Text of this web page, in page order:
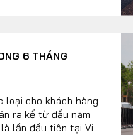
6 THÁNG
loại cho khách hàng
ra kể từ đầu năm
lần đầu tiên tại Việt